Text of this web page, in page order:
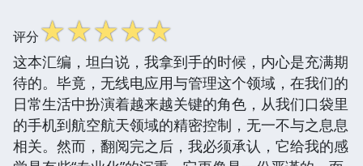
评分☆☆☆☆☆
这本汇编，坦白说，我拿到手的时候，内心是充满期
待的。毕竟，无线电应用与管理这个领域，在我们的
日常生活中扮演着越来越关键的角色，从我们口袋里
的手机到航空航天领域的精密控制，无一不与之息息
相关。然而，翻阅完之后，我必须承认，它给我的感